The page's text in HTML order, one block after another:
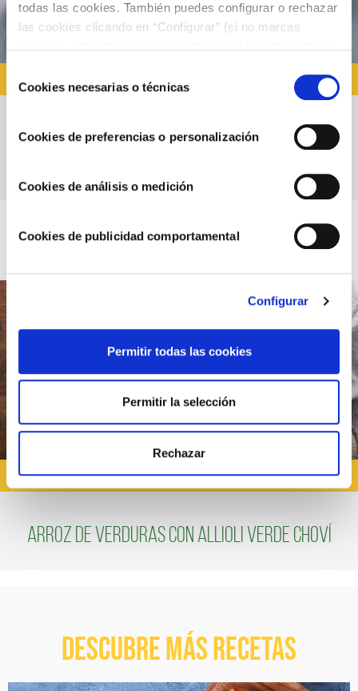
todas las cookies. También puedes configurar o rechazar
las cookies clicando en “Configurar” (si no marcas
COOKIES.
deCookies necesarias o técnicas
Cookies de preferencias o personalización
Cookies de análisis o medición
Cookies de publicidad comportamental
Configurar
Permitir todas las cookies
Permitir la selección
Rechazar
RECETAS CON ALIOLI
Receta hamburguesa mediterránea
RECETAS CON ALIOLI
Arroz de verduras con Allioli verde Choví
Descubre más recetas